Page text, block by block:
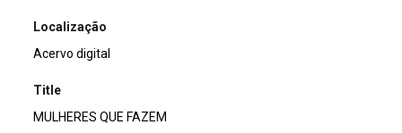
Localização
Acervo digital
Title
MULHERES QUE FAZEM